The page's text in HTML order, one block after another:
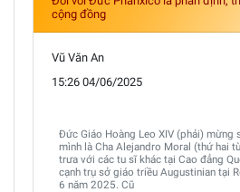
cộng đồng
Vũ Văn An
15:26 04/06/2025
Đức Giáo Hoàng Leo XIV (phải) mừng
mình là Cha Alejandro Moral (thứ hai
trưa với các tu sĩ khác tại Cao đẳng
cạnh trụ sở giáo triều Augustinian tại
6 năm 2025. Cũ